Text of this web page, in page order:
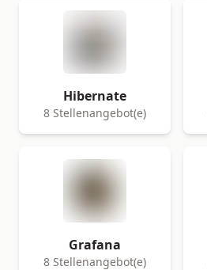
Hibernate
8 Stellenangebot(e)
Grafana
8 Stellenangebot(e)